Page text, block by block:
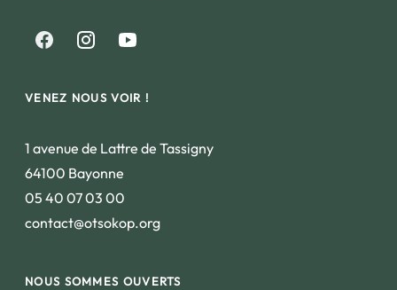
VENEZ NOUS VOIR !
1 avenue de Lattre de Tassigny
64100 Bayonne
05 40 07 03 00
contact@otsokop.org
NOUS SOMMES OUVERTS